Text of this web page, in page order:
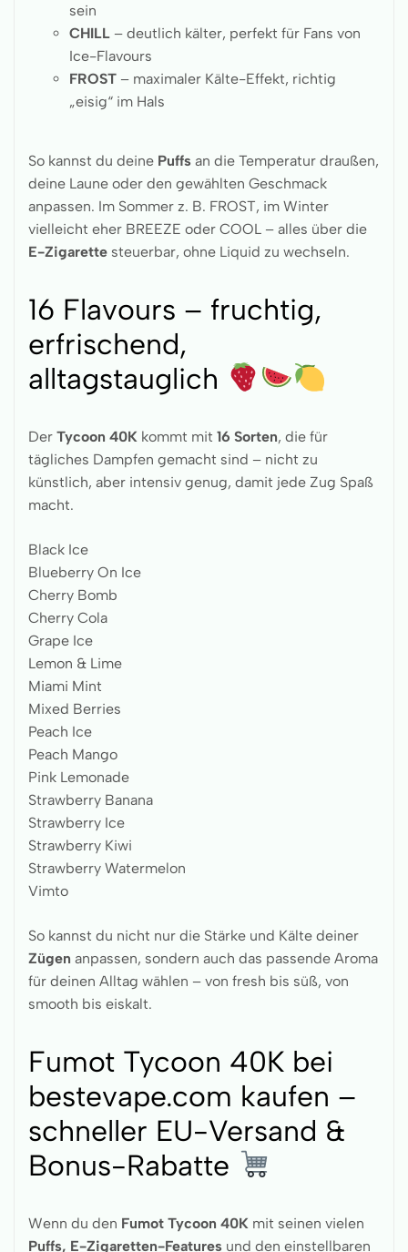
sein
CHILL– deutlich kälter, perfekt für Fans von
Ice-Flavours
FROST– maximaler Kälte-Effekt, richtig
„eisig“ im Hals
So kannst du deine Puffs an die Temperatur draußen,
deine Laune oder den gewählten Geschmack
anpassen. Im Sommer z. B. FROST, im Winter
vielleicht eher BREEZE oder COOL – alles über die
E-Zigarette steuerbar, ohne Liquid zu wechseln.
16 Flavours – fruchtig,
erfrischend,
alltagstauglich
Der Tycoon 40K kommt mit 16 Sorten, die für
tägliches Dampfen gemacht sind – nicht zu
künstlich, aber intensiv genug, damit jede Zug Spaß
macht.
Black Ice
Blueberry On Ice
Cherry Bomb
Cherry Cola
Grape Ice
Lemon & Lime
Miami Mint
Mixed Berries
Peach Ice
Peach Mango
Pink Lemonade
Strawberry Banana
Strawberry Ice
Strawberry Kiwi
Strawberry Watermelon
Vimto
So kannst du nicht nur die Stärke und Kälte deiner
Zügen anpassen, sondern auch das passende Aroma
für deinen Alltag wählen – von fresh bis süß, von
smooth bis eiskalt.
Fumot Tycoon 40K bei
bestevape.com kaufen –
schneller EU-Versand &
Bonus-Rabatte
Wenn du den Fumot Tycoon 40K mit seinen vielen
Puffs, E-Zigaretten-Features und den einstellbaren